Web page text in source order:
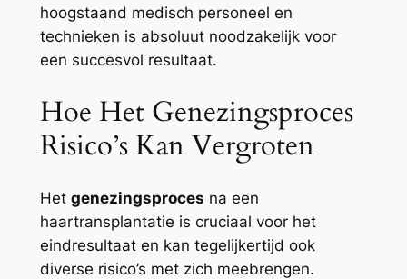
hoogstaand medisch personeel en
technieken is absoluut noodzakelijk voor
een succesvol resultaat.
Hoe Het Genezingsproces
Risico’s Kan Vergroten
Het genezingsproces na een
haartransplantatie is cruciaal voor het
eindresultaat en kan tegelijkertijd ook
diverse risico’s met zich meebrengen.